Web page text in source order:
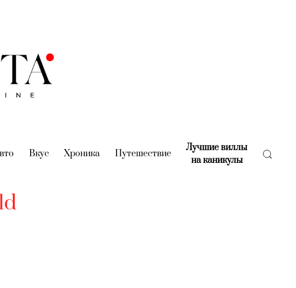
(current)
Вкус (current)
Хроника (current)
Путешествие(current)
Лучшие виллы
на каникулы(current)